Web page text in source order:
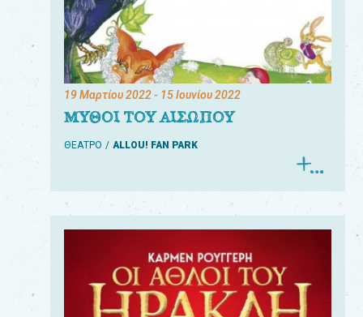
19 Μαρτίου 2022- 15 Ιουνίου 2022
ΜΥΘΟΙ ΤΟΥ ΑΙΣΩΠΟΥ
ΘΕΑΤΡΟ ALLOU! FAN PARK